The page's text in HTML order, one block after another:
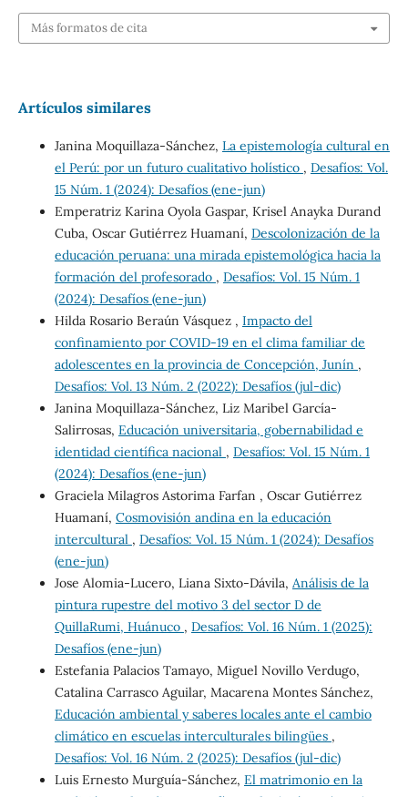
Más formatos de cita
Artículos similares
Janina Moquillaza-Sánchez, La epistemología cultural en
el Perú: por un futuro cualitativo holístico , Desafíos: Vol.
15 Núm. 1 (2024): Desafíos (ene-jun)
Emperatriz Karina Oyola Gaspar, Krisel Anayka Durand
Cuba, Oscar Gutiérrez Huamaní, Descolonización de la
educación peruana: una mirada epistemológica hacia la
formación del profesorado , Desafíos: Vol. 15 Núm. 1
(2024): Desafíos (ene-jun)
Hilda Rosario Beraún Vásquez , Impacto del
confinamiento por COVID-19 en el clima familiar de
adolescentes en la provincia de Concepción, Junín ,
Desafíos: Vol. 13 Núm. 2 (2022): Desafíos (jul-dic)
Janina Moquillaza-Sánchez, Liz Maribel García-
Salirrosas, Educación universitaria, gobernabilidad e
identidad científica nacional , Desafíos: Vol. 15 Núm. 1
(2024): Desafíos (ene-jun)
Graciela Milagros Astorima Farfan , Oscar Gutiérrez
Huamaní, Cosmovisión andina en la educación
intercultural , Desafíos: Vol. 15 Núm. 1 (2024): Desafíos
(ene-jun)
Jose Alomia-Lucero, Liana Sixto-Dávila, Análisis de la
pintura rupestre del motivo 3 del sector D de
QuillaRumi, Huánuco , Desafíos: Vol. 16 Núm. 1 (2025):
Desafíos (ene-jun)
Estefania Palacios Tamayo, Miguel Novillo Verdugo,
Catalina Carrasco Aguilar, Macarena Montes Sánchez,
Educación ambiental y saberes locales ante el cambio
climático en escuelas interculturales bilingües ,
Desafíos: Vol. 16 Núm. 2 (2025): Desafíos (jul-dic)
Luis Ernesto Murguía-Sánchez, El matrimonio en la